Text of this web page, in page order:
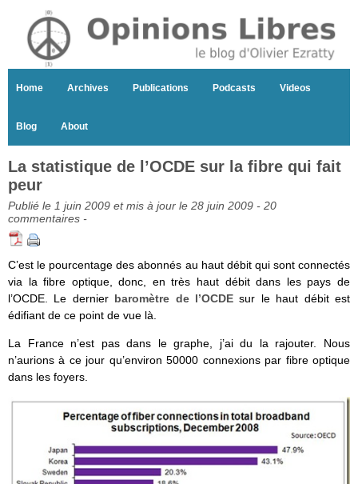
Home Archives Publications Podcasts Videos
Blog About
La statistique de l’OCDE sur la fibre qui fait
peur
Publié le 1 juin 2009 et mis à jour le 28 juin 2009 - 20
commentaires -
C’est le pourcentage des abonnés au haut débit qui sont connectés
via la fibre optique, donc, en très haut débit dans les pays de
l’OCDE. Le dernier baromètre de l’OCDE sur le haut débit est
édifiant de ce point de vue là.
La France n’est pas dans le graphe, j’ai du la rajouter. Nous
n’aurions à ce jour qu’environ 50000 connexions par fibre optique
dans les foyers.